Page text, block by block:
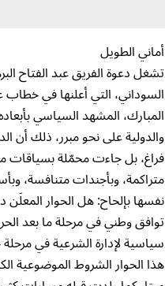
أماني الطويل
تشغل دعوة الفريق عبد الفتاح
السوداني، التي أعلنها في
المبارك، المشهد السياسي
والدولية على نحو مبرر، ذلك أن
فراغ، بل جاءت محمّلة بسياقات
متراكمة، وبأجندات متنافسة،
نفسها بإلحاح: هل الحوار المعلَن
توافق وطني في مرحلة ما بعد
سياسية لإدارة الشرعية في
هذا الحوار الشروط الموضوعية